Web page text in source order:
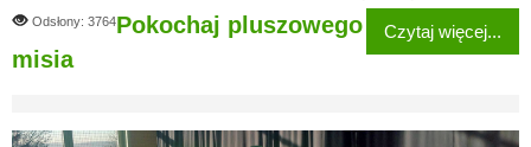
Odsłony: 3764 Czytaj więcej...
Pokochaj pluszowego
misia